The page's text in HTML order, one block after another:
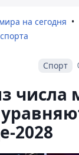
на сегодня
Спорт
2028